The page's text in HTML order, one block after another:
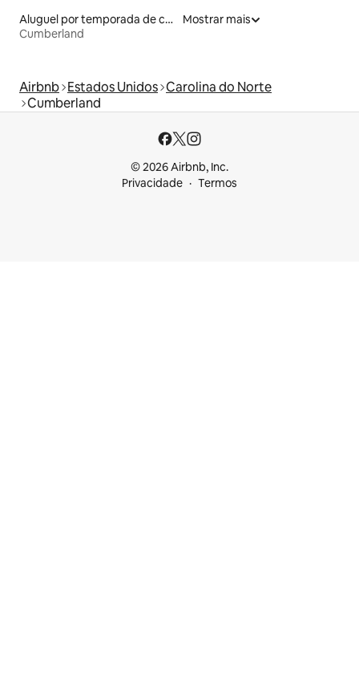
Aluguel por temporada de casas de hóspedes
Cumberland
Mostrar mais
Airbnb Estados Unidos Carolina do Norte
Cumberland
© 2026 Airbnb, Inc.
Privacidade
Termos